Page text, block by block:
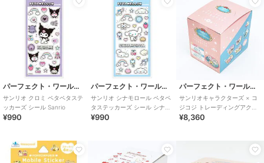
パーフェクト・ワールド・トーキョー
サンリオ クロミ ペタペタステ
ッカーズ シール Sanrio
¥990
パーフェクト・ワールド・トーキョー
サンリオ シナモロール ペタペ
タステッカーズ シール シナモ
ン Sanrio
¥990
パーフェクト・ワールド・トーキョー
サンリオキャラクターズ × コ
ジコジ トレーディングアクリ
ルステッカー 全9種 コンプリ
¥8,360